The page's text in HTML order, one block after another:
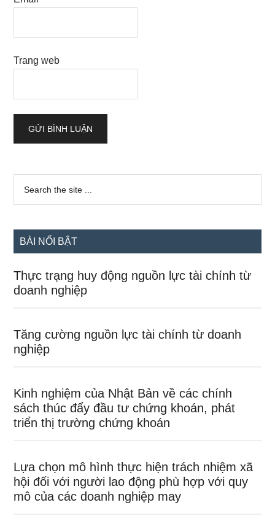
Trang web
Sidebar
chính
...
BÀI NỔI BẬT
Thực trạng huy động nguồn lực tài chính từ
doanh nghiệp
Tăng cường nguồn lực tài chính từ doanh
nghiệp
Kinh nghiệm của Nhật Bản về các chính
sách thúc đẩy đầu tư chứng khoán, phát
triển thị trường chứng khoán
Lựa chọn mô hình thực hiện trách nhiệm xã
hội đối với người lao động phù hợp với quy
mô của các doanh nghiệp may